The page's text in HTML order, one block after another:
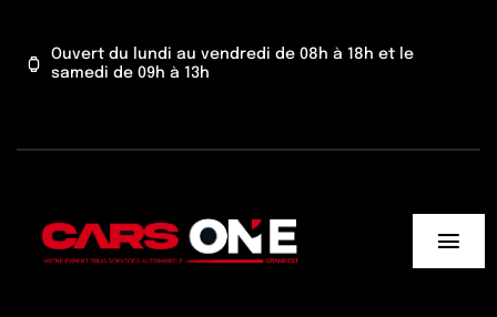
contenu
Ouvert du lundi au vendredi de 08h à 18h et le
samedi de 09h à 13h